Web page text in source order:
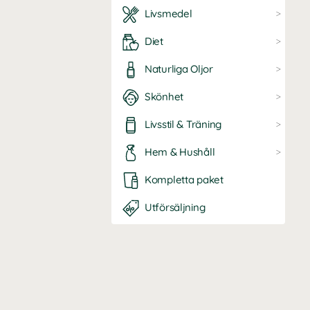
Livsmedel
Diet
Naturliga Oljor
Skönhet
Livsstil & Träning
Hem & Hushåll
Kompletta paket
Utförsäljning